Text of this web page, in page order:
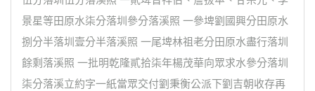
景星等田原水柒分落圳參分落溪照 一參埤劉國興分田原水
捌分半落圳壹分半落溪照 一尾埤林祖老分田原水盡行落圳
餘剩落溪照 一批明乾隆貳拾柒年楊茂華向眾求水參分落圳
柒分落溪立約字一紙當眾交付劉秉衡公派下劉吉朝收存再